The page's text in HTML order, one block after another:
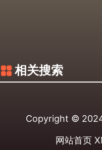
相关搜索
Copyright ©
网站首页